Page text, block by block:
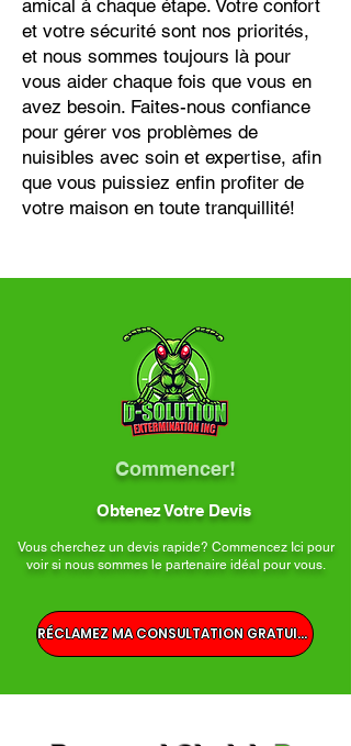
amical à chaque étape. Votre confort
et votre sécurité sont nos priorités,
et nous sommes toujours là pour
vous aider chaque fois que vous en
avez besoin. Faites-nous confiance
pour gérer vos problèmes de
nuisibles avec soin et expertise, afin
que vous puissiez enfin profiter de
votre maison en toute tranquillité!
Commencer!
Obtenez Votre Devis
Vous cherchez un devis rapide? Commencez Ici pour
voir si nous sommes le partenaire idéal pour vous.
RÉCLAMEZ MA CONSULTATION GRATUITE